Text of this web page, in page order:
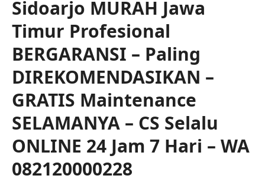
Sidoarjo MURAH Jawa
Timur Profesional
BERGARANSI – Paling
DIREKOMENDASIKAN –
GRATIS Maintenance
SELAMANYA – CS Selalu
ONLINE 24 Jam 7 Hari – WA
082120000228